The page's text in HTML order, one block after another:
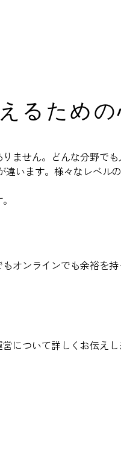
るため
ません。どんな分野で
います。様々なレベル
オンラインでも余裕を
について詳しくお伝えし